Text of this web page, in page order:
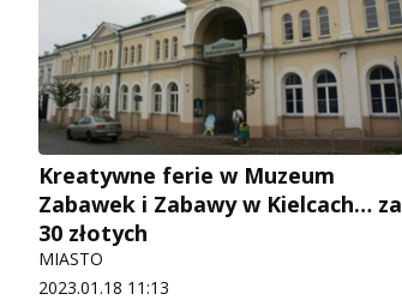
Kreatywne ferie w Muzeum
Zabawek i Zabawy w Kielcach… za
30 złotych
MIASTO
2023.01.18 11:13